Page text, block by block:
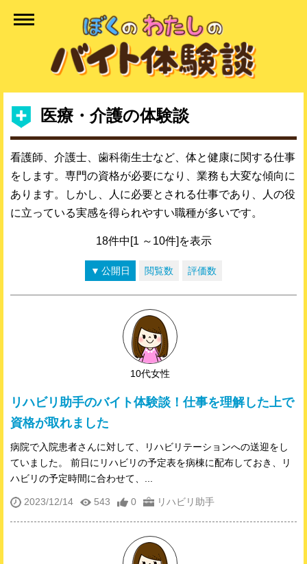
医療・介護の体験談
看護師、介護士、歯科衛生士など、体と健康に関する仕事
をします。専門の資格が必要になり、業務も大変な傾向に
あります。しかし、人に必要とされる仕事であり、人の役
に立っている実感を得られやすい職種が多いです。
18件中[1 ～10件]を表示
公開日 閲覧数 評価数
10代女性
リハビリ助手のバイト体験談！仕事を理解した上で
資格が取れました
病院で入院患者さんに対して、リハビリテーションへの送迎をし
ていました。 前日にリハビリの予定表を病棟に配布しておき、リ
ハビリの予定時間に合わせて、...
2023/12/14 543 0 リハビリ助手